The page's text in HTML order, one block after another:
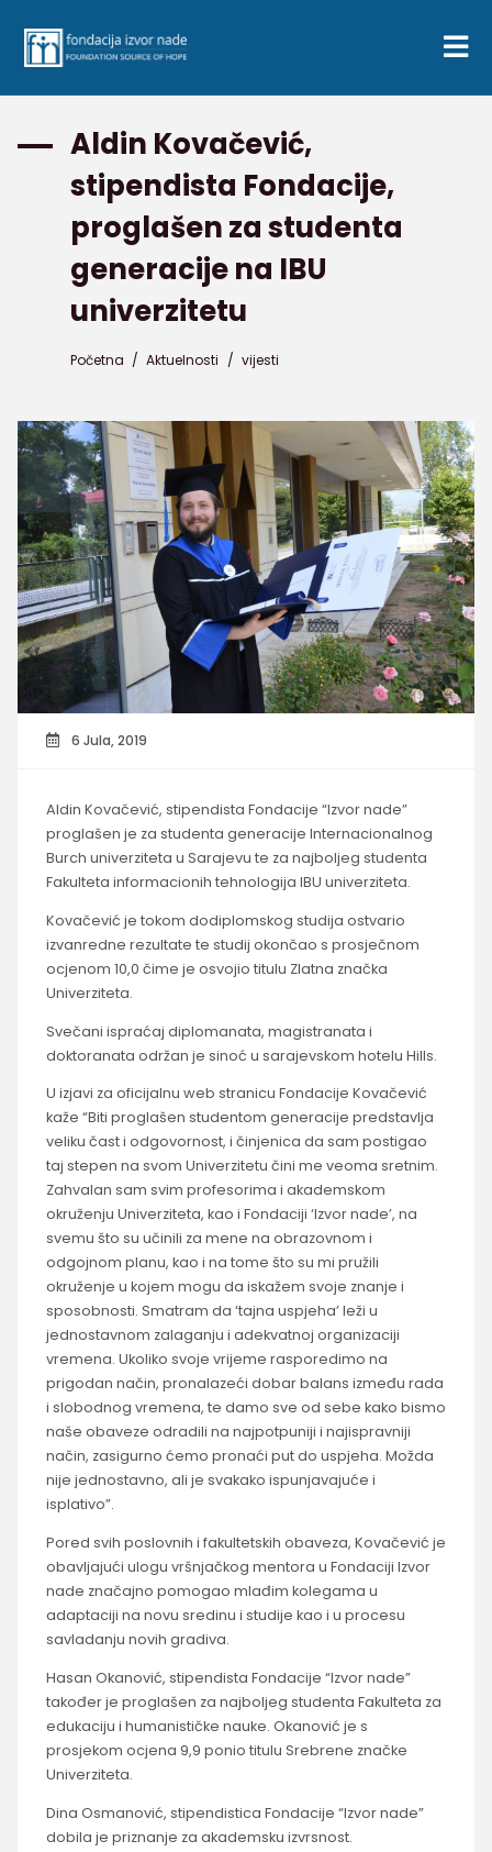
Aldin Kovačević,
stipendista Fondacije,
proglašen za studenta
generacije na IBU
univerzitetu
Početna / Aktuelnosti / vijesti
6 Jula, 2019
Aldin Kovačević, stipendista Fondacije “Izvor nade”
proglašen je za studenta generacije Internacionalnog
Burch univerziteta u Sarajevu te za najboljeg studenta
Fakulteta informacionih tehnologija IBU univerziteta.
Kovačević je tokom dodiplomskog studija ostvario
izvanredne rezultate te studij okončao s prosječnom
ocjenom 10,0 čime je osvojio titulu Zlatna značka
Univerziteta.
Svečani ispraćaj diplomanata, magistranata i
doktoranata održan je sinoć u sarajevskom hotelu Hills.
U izjavi za oficijalnu web stranicu Fondacije Kovačević
kaže “Biti proglašen studentom generacije predstavlja
veliku čast i odgovornost, i činjenica da sam postigao
taj stepen na svom Univerzitetu čini me veoma sretnim.
Zahvalan sam svim profesorima i akademskom
okruženju Univerziteta, kao i Fondaciji ‘Izvor nade’, na
svemu što su učinili za mene na obrazovnom i
odgojnom planu, kao i na tome što su mi pružili
okruženje u kojem mogu da iskažem svoje znanje i
sposobnosti. Smatram da ‘tajna uspjeha’ leži u
jednostavnom zalaganju i adekvatnoj organizaciji
vremena. Ukoliko svoje vrijeme rasporedimo na
prigodan način, pronalazeći dobar balans između rada
i slobodnog vremena, te damo sve od sebe kako bismo
naše obaveze odradili na najpotpuniji i najispravniji
način, zasigurno ćemo pronaći put do uspjeha. Možda
nije jednostavno, ali je svakako ispunjavajuće i
isplativo”.
Pored svih poslovnih i fakultetskih obaveza, Kovačević je
obavljajući ulogu vršnjačkog mentora u Fondaciji Izvor
nade značajno pomogao mlađim kolegama u
adaptaciji na novu sredinu i studije kao i u procesu
savladanju novih gradiva.
Hasan Okanović, stipendista Fondacije “Izvor nade”
također je proglašen za najboljeg studenta Fakulteta za
edukaciju i humanističke nauke. Okanović je s
prosjekom ocjena 9,9 ponio titulu Srebrene značke
Univerziteta.
Dina Osmanović, stipendistica Fondacije “Izvor nade”
dobila je priznanje za akademsku izvrsnost.